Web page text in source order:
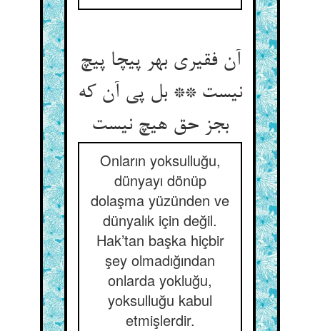
آن فقیری بهر پیچا پیچ
نیست ** بل پی آن که
بجز حق هیچ نیست‏
Onların yoksulluğu,
dünyayı dönüp
dolaşma yüzünden ve
dünyalık için değil.
Hak’tan başka hiçbir
şey olmadığından
onlarda yokluğu,
yoksulluğu kabul
etmişlerdir.